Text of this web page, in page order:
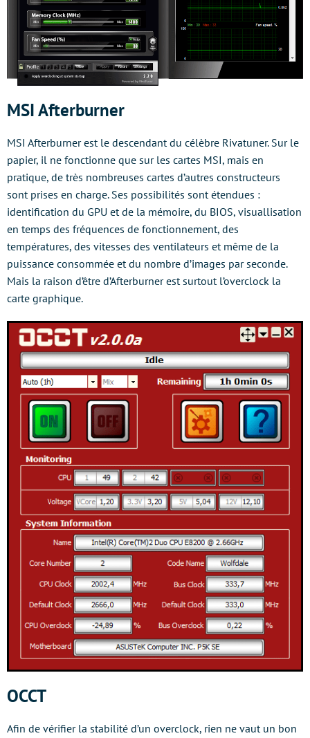
MSI Afterburner
MSI Afterburner est le descendant du célèbre Rivatuner. Sur le
papier, il ne fonctionne que sur les cartes MSI, mais en
pratique, de très nombreuses cartes d’autres constructeurs
sont prises en charge. Ses possibilités sont étendues :
identification du GPU et de la mémoire, du BIOS, visuallisation
en temps des fréquences de fonctionnement, des
températures, des vitesses des ventilateurs et même de la
puissance consommée et du nombre d’images par seconde.
Mais la raison d’être d’Afterburner est surtout l’overclock la
carte graphique.
OCCT
Afin de vérifier la stabilité d’un overclock, rien ne vaut un bon